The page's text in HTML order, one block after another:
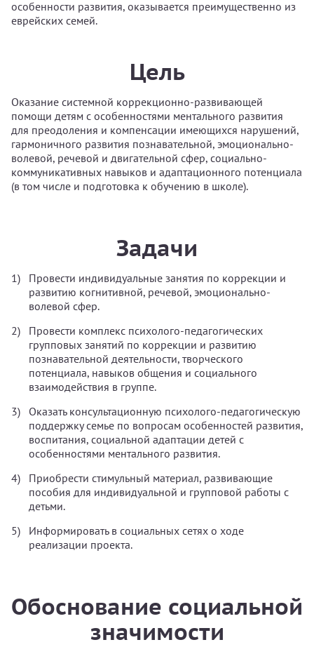
особенности развития, оказывается преимущественно из
еврейских семей.
Цель
Оказание системной коррекционно-развивающей
помощи детям с особенностями ментального развития
для преодоления и компенсации имеющихся нарушений,
гармоничного развития познавательной, эмоционально-
волевой, речевой и двигательной сфер, социально-
коммуникативных навыков и адаптационного потенциала
(в том числе и подготовка к обучению в школе).
Задачи
Провести индивидуальные занятия по коррекции и
развитию когнитивной, речевой, эмоционально-
волевой сфер.
Провести комплекс психолого-педагогических
групповых занятий по коррекции и развитию
познавательной деятельности, творческого
потенциала, навыков общения и социального
взаимодействия в группе.
Оказать консультационную психолого-педагогическую
поддержку семье по вопросам особенностей развития,
воспитания, социальной адаптации детей с
особенностями ментального развития.
Приобрести стимульный материал, развивающие
пособия для индивидуальной и групповой работы с
детьми.
Информировать в социальных сетях о ходе
реализации проекта.
Обоснование социальной
значимости